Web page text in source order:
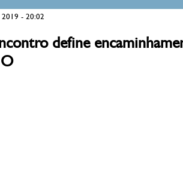
- 20:02
define